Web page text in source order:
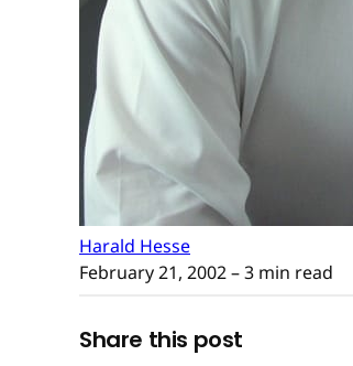
Harald Hesse
February 21, 2002– 3 min read
Share this post